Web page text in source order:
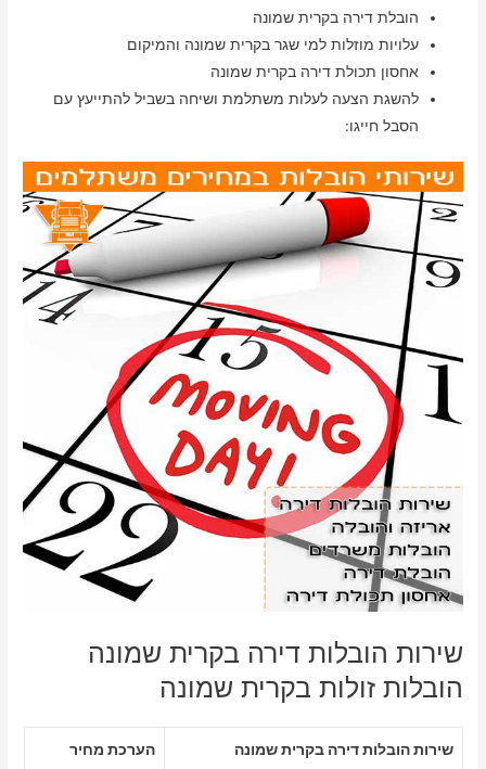
הובלת דירה בקרית שמונה
עלויות מוזלות למי שגר בקרית שמונה והמיקום
אחסון תכולת דירה בקרית שמונה
להשגת הצעה לעלות משתלמת ושיחה בשביל להתייעץ עם
הסבל חייגו:
שירות הובלות דירה בקרית שמונה
הובלות זולות בקרית שמונה
שירות הובלות דירה בקרית שמונה הערכת מחיר